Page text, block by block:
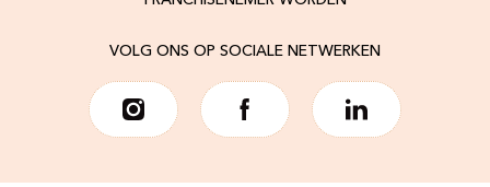
VOLG ONS OP SOCIALE NETWERKEN